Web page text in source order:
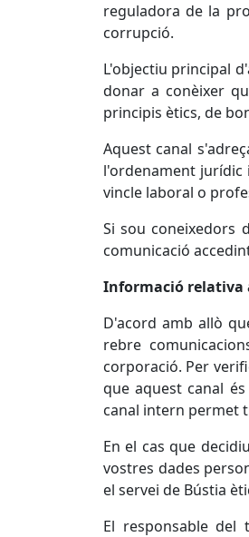
reguladora de la
corrupció.
L'objectiu principal
donar a conèixer
principis ètics, de
Aquest canal
l'ordenament
vincle laboral o
Si sou coneixedors
comunicació
Informació relativa
D'acord amb allò
rebre
corporació. Per
que aquest canal
canal intern permet
En el cas que
vostres dades
el servei de Bústia
El responsable del